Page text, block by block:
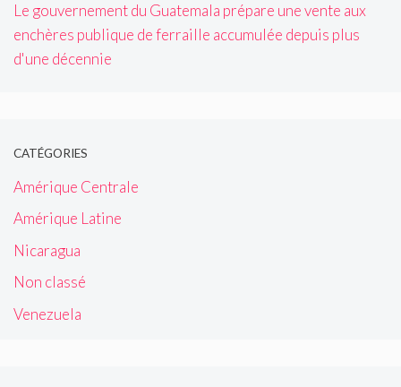
Le gouvernement du Guatemala prépare une vente aux
enchères publique de ferraille accumulée depuis plus
d'une décennie
CATÉGORIES
Amérique Centrale
Amérique Latine
Nicaragua
Non classé
Venezuela